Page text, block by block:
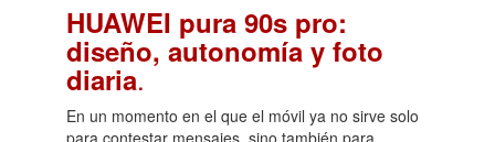
HUAWEI pura 90s pro:
diseño, autonomía y foto
diaria.
En un momento en el que el móvil ya no sirve solo
para contestar mensajes, sino también para